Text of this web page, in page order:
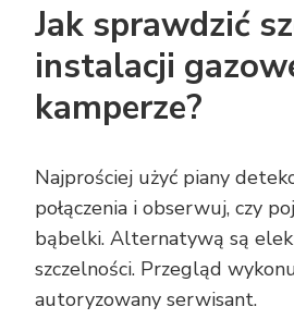
Jak sprawdzić
instalacji
kamperze?
Najprościej użyć piany
połączenia i obserwuj, czy
bąbelki. Alternatywą są
szczelności. Przegląd
autoryzowany serwisant.